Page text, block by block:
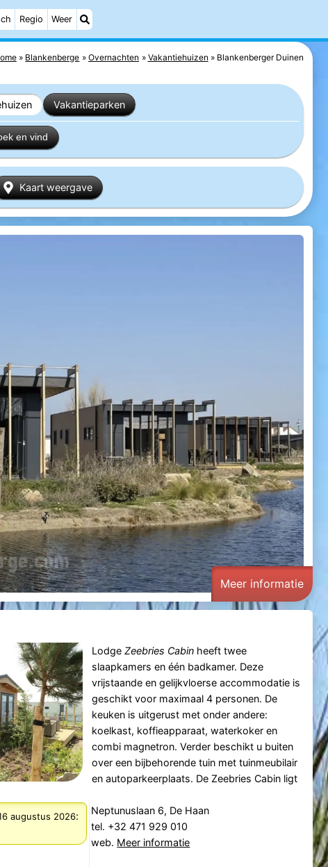
Regio Weer
Blankenberge Overnachten Vakantiehuizen Blankenberger Duinen
Vakantieparken
en vind
Kaart weergave
Meer informatie
Lodge Zeebries Cabinheeft twee
slaapkamers en één badkamer. Deze
vrijstaande en gelijkvloerse accommodatie is
geschikt voor maximaal 4 personen. De
keuken is uitgerust met onder andere:
koelkast, koffieapparaat, waterkoker en
combi magnetron. Verder beschikt u buiten
over een bijbehorende tuin met tuinmeubilair
en autoparkeerplaats. De Zeebries Cabin ligt
augustus 2026:
Neptunuslaan 6, De Haan
tel. +32 471 929 010
web. Meer informatie